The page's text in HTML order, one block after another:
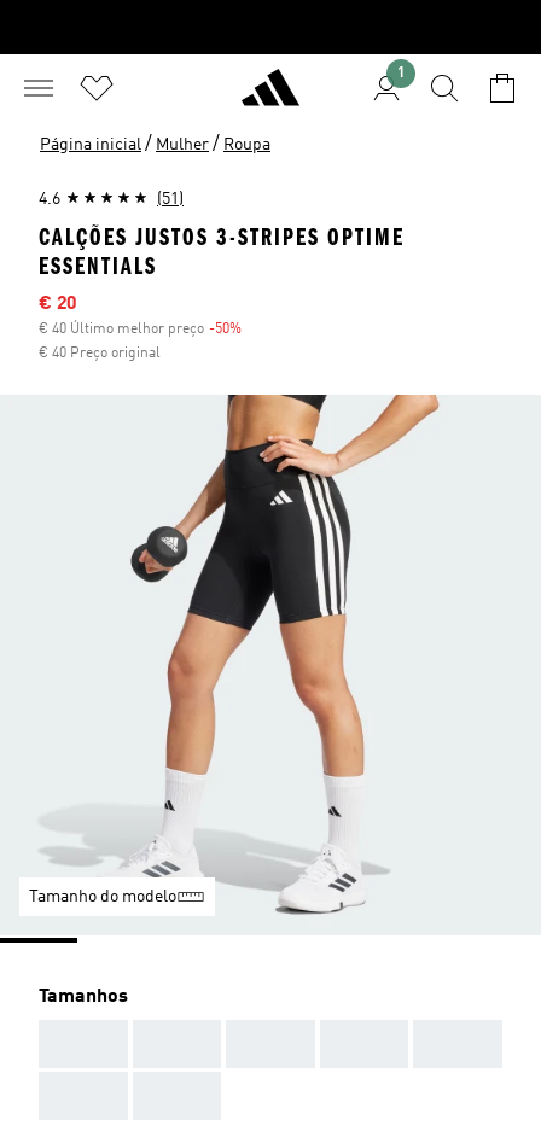
1
Página inicial / Mulher / Roupa
4.6 (51)
CALÇÕES JUSTOS 3-STRIPES OPTIME
ESSENTIALS
Preço com desconto
€ 20
€ 40 Último melhor preço -50%
€ 40 Preço original
Tamanho do modelo
Tamanhos